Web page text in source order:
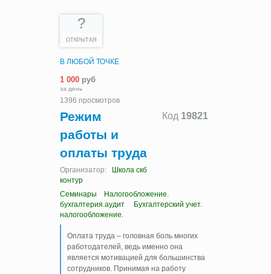
?
ОТКРЫТАЯ
В ЛЮБОЙ ТОЧКЕ
1 000 руб
за день
1396 просмотров
Код 19821
Режим
работы и
оплаты труда
Организатор:
Школа скб
контур
Семинары
Налогообложение.
бухгалтерия.аудит
Бухгалтерский учет.
налогообложение.
Оплата труда – головная боль многих
работодателей, ведь именно она
является мотивацией для большинства
сотрудников. Принимая на работу